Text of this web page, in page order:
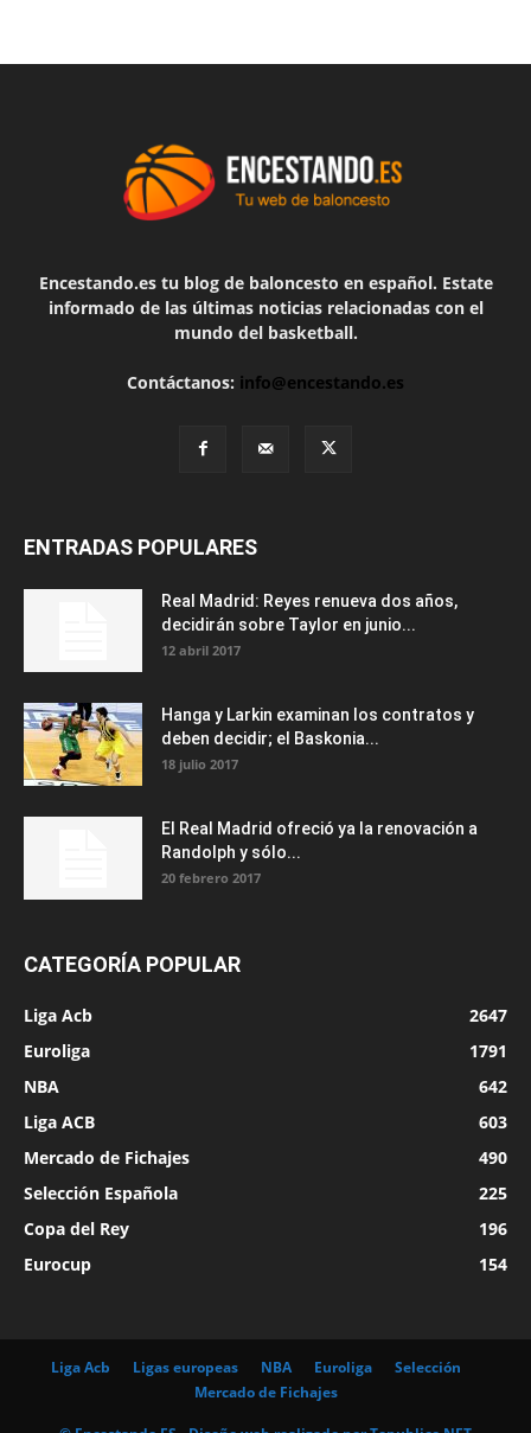
Encestando.es tu blog de baloncesto en español. Estate
informado de las últimas noticias relacionadas con el
mundo del basketball.
Contáctanos: info@encestando.es
ENTRADAS POPULARES
Real Madrid: Reyes renueva dos años,
decidirán sobre Taylor en junio...
12 abril 2017
Hanga y Larkin examinan los contratos y
deben decidir; el Baskonia...
18 julio 2017
El Real Madrid ofreció ya la renovación a
Randolph y sólo...
20 febrero 2017
CATEGORÍA POPULAR
Liga Acb
2647
Euroliga
1791
NBA
642
Liga ACB
603
Mercado de Fichajes
490
Selección Española
225
Copa del Rey
196
Eurocup
154
Liga Acb Ligas europeas NBA Euroliga
Selección
Mercado de Fichajes